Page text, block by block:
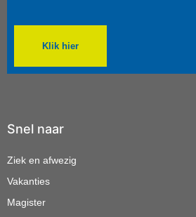
Klik hier
Snel naar
Ziek en afwezig
Vakanties
Magister